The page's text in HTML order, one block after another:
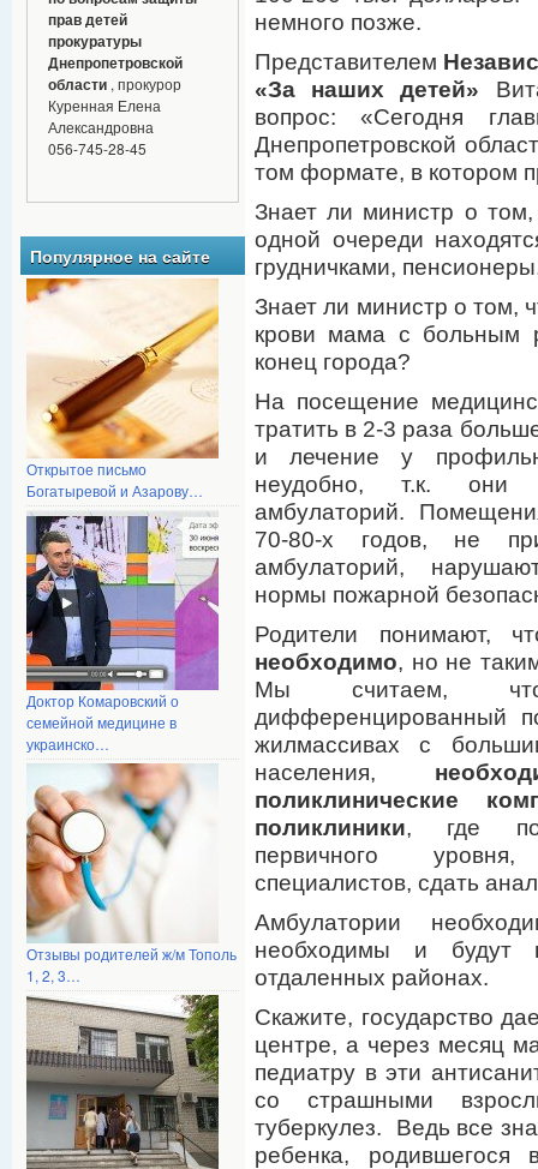
прав детей
прокуратуры
Днепропетровской
области, прокурор
Куренная Елена
Александровна
056-745-28-45
Популярное на сайте
Открытое письмо
Богатыревой и Азарову…
Доктор Комаровский о
семейной медицине в
украинско…
Отзывы родителей ж/м Тополь
1, 2, 3…
немного позже.
Представителем
«За наших детей»
вопрос: «Сегодня
Днепропетровской
том формате, в котором
Знает ли министр о
одной очереди
грудничками,
Знает ли министр о том,
крови мама с больным
конец города?
На посещение
тратить в 2-3 раза
и лечение у
неудобно, т.к. они
амбулаторий.
70-80-х годов, не
амбулаторий,
нормы пожарной
Родители понимают,
необходимо, но не
Мы считаем, что
дифференцированный
жилмассивах с
населения,
поликлинические
поликлиники, где
первичного
специалистов, сдать
Амбулатории
необходимы и будут
отдаленных районах.
Скажите, государство
центре, а через месяц
педиатру в эти
со страшными
туберкулез. Ведь все
ребенка,